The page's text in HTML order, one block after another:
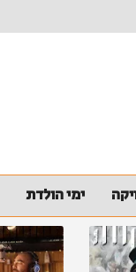
ימי הולדת